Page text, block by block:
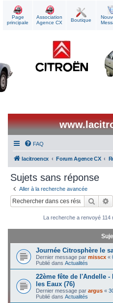
Page
principale
Association
Agence CX
Boutique
FAQ
lacitroencx Forum Agence CX
Sujets sans réponse
Aller à la recherche avancée
La recherche a renvoyé 114
Journée Citrosphère le
Dernier message parmisscx «
Publié dansActualités
22ème fête de l'Andelle
les Eaux (76)
Dernier message parargus «
Publié dansActualités